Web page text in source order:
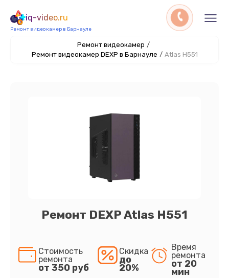
iq-video.ru
Ремонт видеокамер в Барнауле
Ремонт видеокамер /
Ремонт видеокамер DEXP в Барнауле / Atlas H551
Ремонт DEXP Atlas H551
Стоимость
ремонта
от 350 руб
Скидка
до
20%
Время
ремонта
от 20
мин